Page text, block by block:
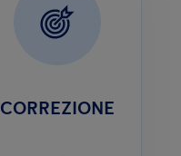
CORREZIONE